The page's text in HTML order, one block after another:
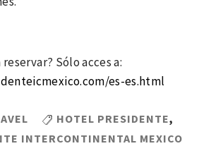
reservar? Sólo acces a:
es-es.html
HOTEL PRESIDENTE,
INTERCONTINENTAL MEXICO